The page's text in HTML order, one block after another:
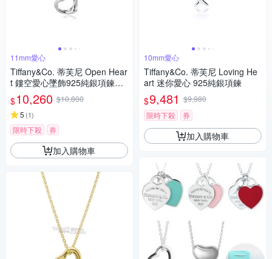
11mm愛心
Tiffany&Co. 蒂芙尼 Open Hear
t 鏤空愛心墜飾925純銀項鍊
(小)
$10,260 $10,800
5 (1)
限時下殺 券
加入購物車
10mm愛心
Tiffany&Co. 蒂芙尼 Loving He
art 迷你愛心 925純銀項鍊
$9,481 $9,980
限時下殺
券
加入購物車